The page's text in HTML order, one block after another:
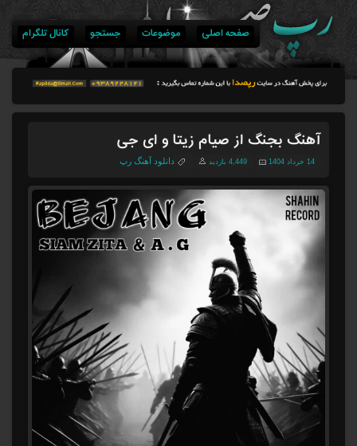
صفحه اصلی موضوعات جستجو کانال تلگرام
آهنگ بجنگ از صیام زیتا و ای جی
14 خرداد 1404 4,449 بازدید دانلود آهنگ رپ